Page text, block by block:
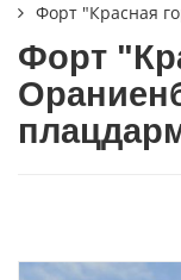
Форт "Красная
Форт